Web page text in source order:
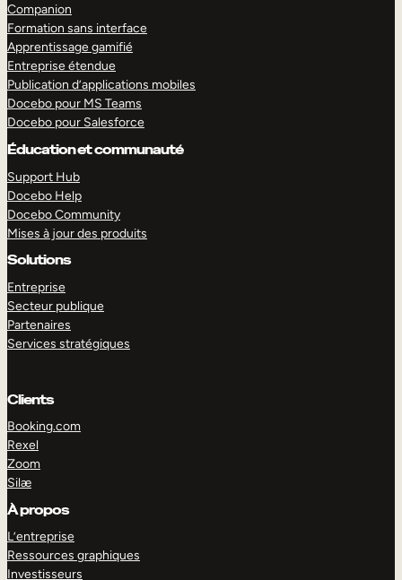
Companion
Formation sans interface
Apprentissage gamifié
Entreprise étendue
Publication d’applications mobiles
Docebo pour MS Teams
Docebo pour Salesforce
Éducation et communauté
Support Hub
Docebo Help
Docebo Community
Mises à jour des produits
Solutions
Entreprise
Secteur publique
Partenaires
Services stratégiques
Clients
Booking.com
Rexel
Zoom
Silæ
À propos
L’entreprise
Ressources graphiques
Investisseurs